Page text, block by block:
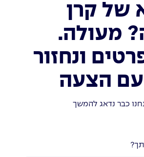
של קרן
מעולה.
ונחזור
עם הצעה
כבר נדאג להמשך